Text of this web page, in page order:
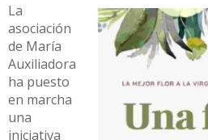
La
asociación
de María
Auxiliadora
ha puesto
en marcha
una
iniciativa